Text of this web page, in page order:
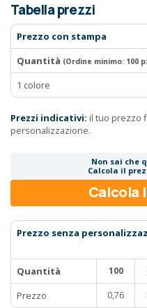
Tabella prezzi
Prezzo con stampa
Quantità (Ordine minimo: 100
1 colore
Prezzi indicativi: il tuo prezzo
personalizzazione.
Non sai che
Calcola il
Calcola
Prezzo senza
Quantità
100
Prezzo 0,76